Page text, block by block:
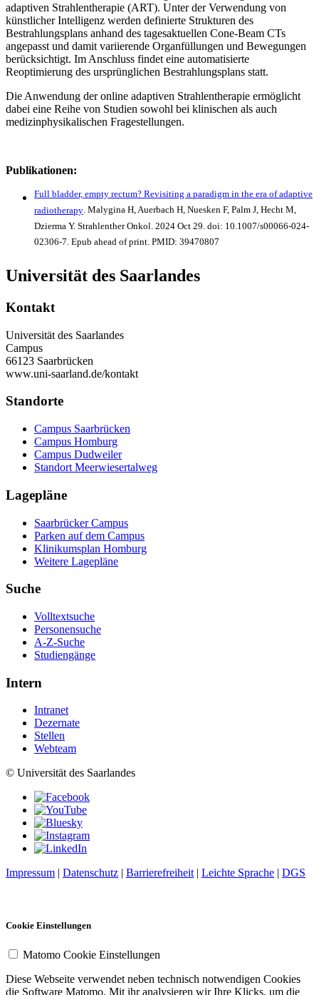
adaptiven Strahlentherapie (ART). Unter der Verwendung von
künstlicher Intelligenz werden definierte Strukturen des
Bestrahlungsplans anhand des tagesaktuellen Cone-Beam CTs
angepasst und damit variierende Organfüllungen und Bewegungen
berücksichtigt. Im Anschluss findet eine automatisierte
Reoptimierung des ursprünglichen Bestrahlungsplans statt.
Die Anwendung der online adaptiven Strahlentherapie ermöglicht
dabei eine Reihe von Studien sowohl bei klinischen als auch
medizinphysikalischen Fragestellungen.
Publikationen:
Full bladder, empty rectum? Revisiting a paradigm in the era of adaptive
radiotherapy. Malygina H, Auerbach H, Nuesken F, Palm J, Hecht M,
Dzierma Y. Strahlenther Onkol. 2024 Oct 29. doi: 10.1007/s00066-024-
02306-7. Epub ahead of print. PMID: 39470807
Universität des Saarlandes
Kontakt
Universität des Saarlandes
Campus
66123 Saarbrücken
www.uni-saarland.de/kontakt
Standorte
Campus Saarbrücken
Campus Homburg
Campus Dudweiler
Standort Meerwiesertalweg
Lagepläne
Saarbrücker Campus
Parken auf dem Campus
Klinikumsplan Homburg
Weitere Lagepläne
Suche
Volltextsuche
Personensuche
A-Z-Suche
Studiengänge
Intern
Intranet
Dezernate
Stellen
Webteam
© Universität des Saarlandes
Impressum Datenschutz Barrierefreiheit| Leichte Sprache DGS
Cookie Einstellungen
Matomo Cookie Einstellungen
Diese Webseite verwendet neben technisch notwendigen Cookies
die Software Matomo. Mit ihr analysieren wir Ihre Klicks, um die